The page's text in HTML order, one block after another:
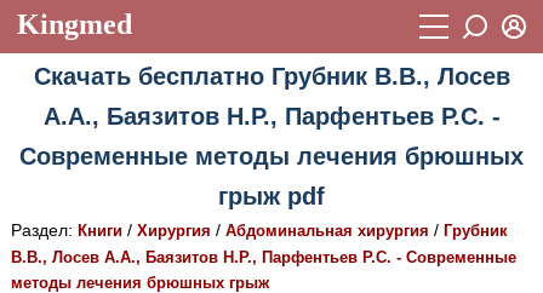
Kingmed
Учебный материал
Видеогалерея 899
Истории болезней 1268
Лекции и презентации
Восстановить пароль
Скачать бесплатно Грубник В.В., Лосев
А.А., Баязитов Н.Р., Парфентьев Р.С. -
Современные методы лечения брюшных
грыж pdf
Раздел: Книги/ Хирургия / Абдоминальная хирургия / Грубник
В.В., Лосев А.А., Баязитов Н.Р., Парфентьев Р.С. - Современные
методы лечения брюшных грыж